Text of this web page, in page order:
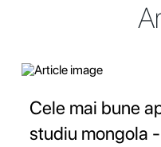
Cele mai bune
studiu mongola